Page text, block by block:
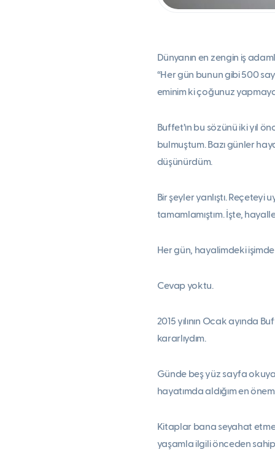
Dünyanın en zengin iş
“Her gün bunun gibi 500
eminim ki çoğunuz
Buffet’ın bu sözünü iki yıl
bulmuştum. Bazı günler
düşünürdüm.
Bir şeyler yanlıştı. Reçeteyi
tamamlamıştım. İşte,
Her gün, hayalimdeki
Cevap yoktu.
2015 yılının Ocak ayında
kararlıydım.
Günde beş yüz sayfa
hayatımda aldığım en
Kitaplar bana seyahat
yaşamla ilgili önceden sahip